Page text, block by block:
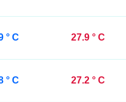
° C 27.9 ° C
° C 27.2 ° C